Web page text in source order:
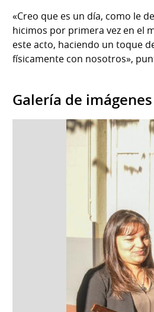
«Creo que es un día, como le
hicimos por primera vez en el
este acto, haciendo un toque
físicamente con nosotros»,
Galería de imágenes